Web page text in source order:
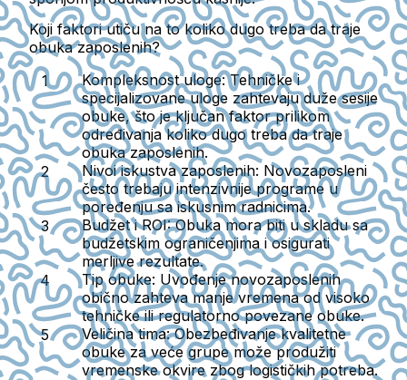
Koji faktori utiču na to koliko dugo treba da traje
obuka zaposlenih?
Kompleksnost uloge:Tehničke i
specijalizovane uloge zahtevaju duže sesije
obuke, što je ključan faktor prilikom
određivanja koliko dugo treba da traje
obuka zaposlenih.
Nivoi iskustva zaposlenih: Novozaposleni
često trebaju intenzivnije programe u
poređenju sa iskusnim radnicima.
Budžet i ROI:Obuka mora biti u skladu sa
budžetskim ograničenjima i osigurati
merljive rezultate.
Tip obuke: Uvođenje novozaposlenih
obično zahteva manje vremena od visoko
tehničke ili regulatorno povezane obuke.
Veličina tima:Obezbeđivanje kvalitetne
obuke za veće grupe može produžiti
vremenske okvire zbog logističkih potreba.